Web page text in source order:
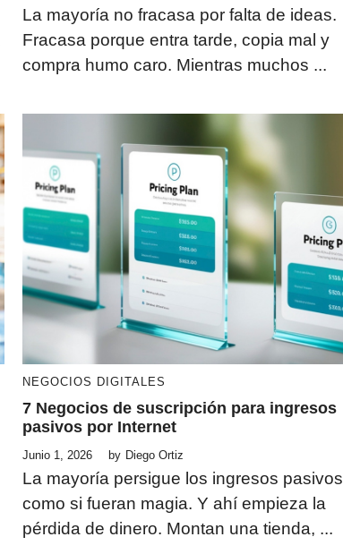
La mayoría no fracasa por falta de ideas.
Fracasa porque entra tarde, copia mal y
compra humo caro. Mientras muchos ...
NEGOCIOS DIGITALES
7 Negocios de suscripción para ingresos
pasivos por Internet
Junio 1, 2026 by Diego Ortiz
La mayoría persigue los ingresos pasivos
como si fueran magia. Y ahí empieza la
pérdida de dinero. Montan una tienda, ...